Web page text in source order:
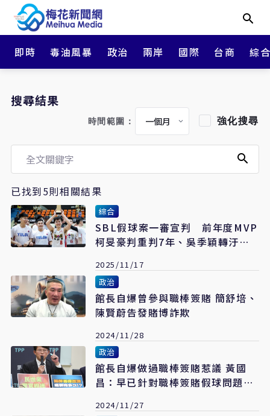
即時 毒油風暴 政治 兩岸 國際 台商 綜
搜尋結果
時間範圍： 強化搜尋
已找到5則相關結果
綜合
SBL假球案一審宣判 前年度MVP
柯旻豪判重判7年、吳季穎轉汙點
2025/11/17
政治
館長自爆曾參與職棒簽賭 簡舒培、
陳賢蔚告發賭博詐欺
2024/11/28
政治
館長自爆做過職棒簽賭惹議 黃國
昌：早已針對職棒簽賭假球問題開
2024/11/27